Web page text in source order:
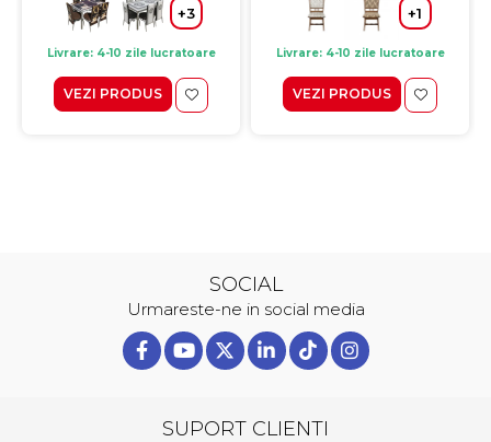
+3
Livrare: 4-10 zile lucratoare
VEZI PRODUS
+1
Livrare: 4-10 zile lucratoare
VEZI PRODUS
SOCIAL
Urmareste-ne in social media
SUPORT CLIENTI